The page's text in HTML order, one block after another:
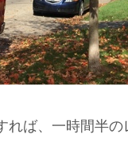
れば、一時間半